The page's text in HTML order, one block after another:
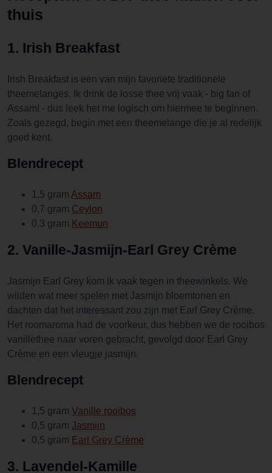
thuis
1. Irish Breakfast
Irish Breakfast is een van mijn favoriete traditionele
theemelanges. Ik drink de losse thee vrij vaak - big fan of
Assam! - dus leek het me logisch om hiermee te beginnen.
Zoals gezegd, begin met een theemelange die je al redelijk
goed kent.
Blendrecept
1,5 gram Assam
0,7 gram Ceylon
0,3 gram Keemun
2. Vanille-Jasmijn-Earl Grey Crème
Jasmijn Earl Grey kom ik vaak tegen in theewinkels. We
wilden wat meer spelen met Jasmijn bloemtonen en
dachten dat het interessant zou zijn met Earl Grey Crème.
Het roomaroma had de voorkeur, dus hebben we de rooibos
vanillethee naar voren gebracht, gevolgd door Earl Grey
Crème en een vleugje jasmijn.
Blendrecept
1,5 gram Vanille rooibos
0,5 gram Jasmijn
0,5 gram Earl Grey Crème
3. Lavendel-Kamille